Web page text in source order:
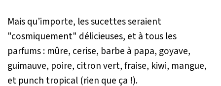
Mais qu’importe, les sucettes seraient
"cosmiquement" délicieuses, et à tous les
parfums : mûre, cerise, barbe à papa, goyave,
guimauve, poire, citron vert, fraise, kiwi, mangue,
et punch tropical (rien que ça !).